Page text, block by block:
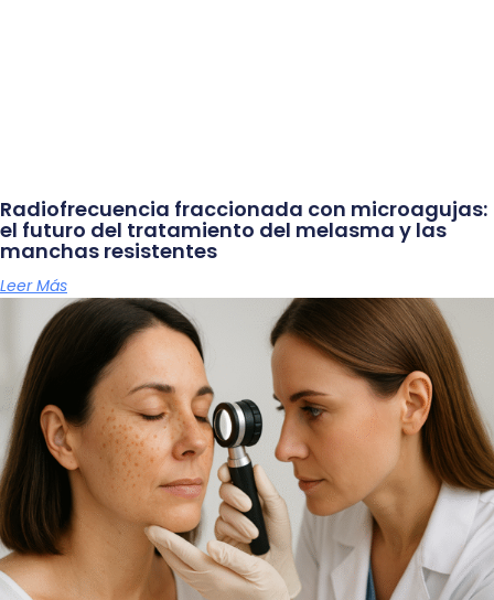
Radiofrecuencia fraccionada con microagujas:
el futuro del tratamiento del melasma y las
manchas resistentes
Leer Más